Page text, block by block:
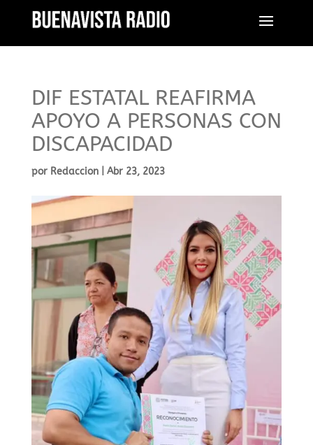
DIF ESTATAL REAFIRMA
APOYO A PERSONAS CON
DISCAPACIDAD
por Redaccion| Abr 23, 2023